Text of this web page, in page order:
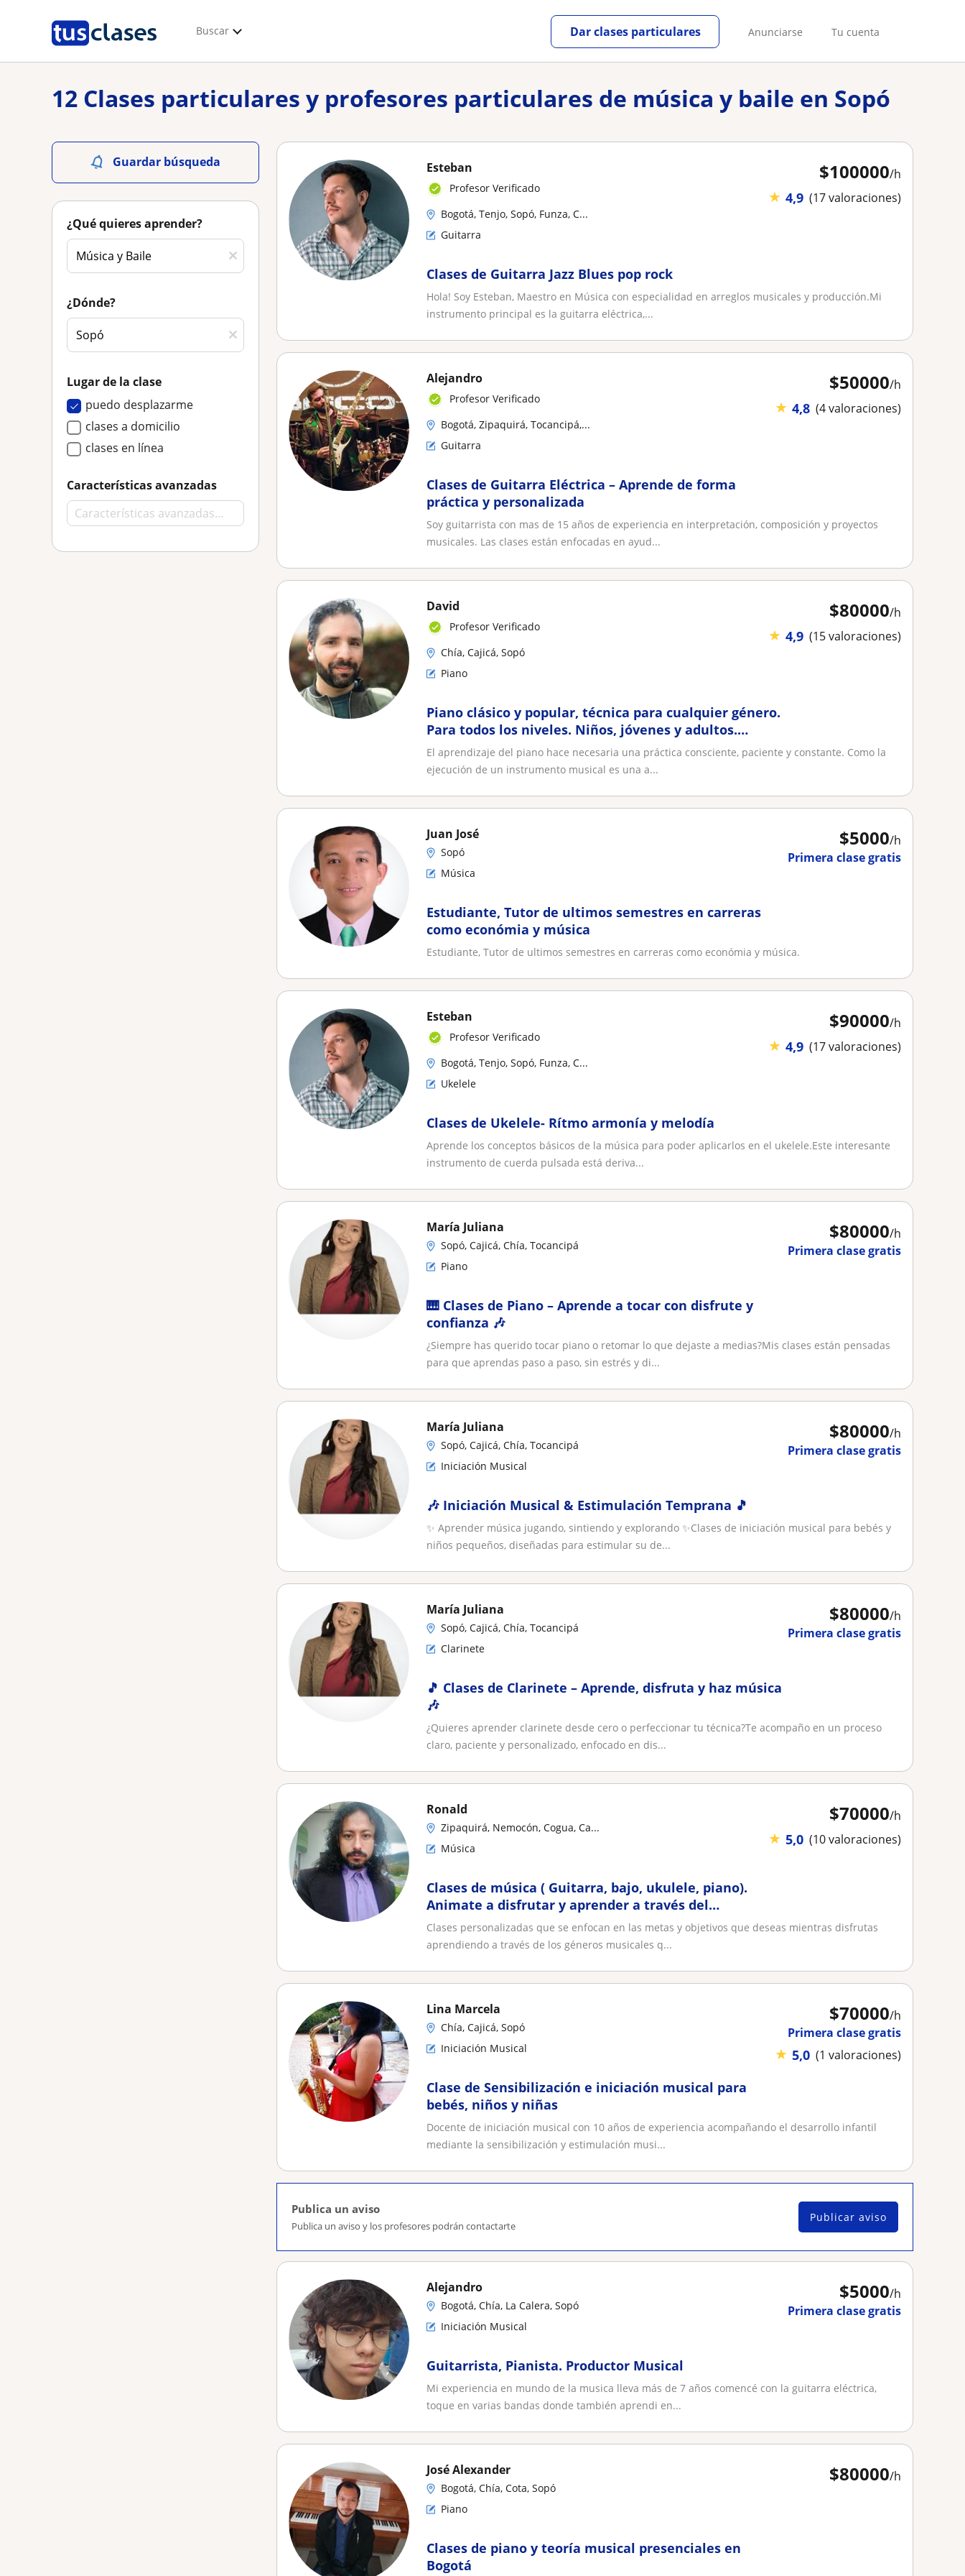
Buscar Anunciarse Tu cuenta
Dar clases particulares
12 Clases particulares y profesores particulares de música y baile en Sopó
Guardar búsqueda
¿Qué quieres aprender?
¿Dónde?
Lugar de la clase
puedo desplazarme
clases a domicilio
clases en línea
Características avanzadas
$100000/h
★ 4,9 (17 valoraciones)
Esteban
Profesor Verificado
Bogotá, Tenjo, Sopó, Funza, C...
Guitarra
Clases de Guitarra Jazz Blues pop rock
Hola! Soy Esteban, Maestro en Música con especialidad en arreglos musicales y producción.Mi
instrumento principal es la guitarra eléctrica,...
$50000/h
★ 4,8 (4 valoraciones)
Alejandro
Profesor Verificado
Bogotá, Zipaquirá, Tocancipá,...
Guitarra
Clases de Guitarra Eléctrica – Aprende de forma
práctica y personalizada
Soy guitarrista con mas de 15 años de experiencia en interpretación, composición y proyectos
musicales. Las clases están enfocadas en ayud...
$80000/h
★ 4,9 (15 valoraciones)
David
Profesor Verificado
Chía, Cajicá, Sopó
Piano
Piano clásico y popular, técnica para cualquier género.
Para todos los niveles. Niños, jóvenes y adultos.
Bogotá y Sabana norte
El aprendizaje del piano hace necesaria una práctica consciente, paciente y constante. Como la
ejecución de un instrumento musical es una a...
$5000/h
Primera clase gratis
Juan José
Sopó
Música
Estudiante, Tutor de ultimos semestres en carreras
como económia y música
Estudiante, Tutor de ultimos semestres en carreras como económia y música.
$90000/h
★ 4,9 (17 valoraciones)
Esteban
Profesor Verificado
Bogotá, Tenjo, Sopó, Funza, C...
Ukelele
Clases de Ukelele- Rítmo armonía y melodía
Aprende los conceptos básicos de la música para poder aplicarlos en el ukelele.Este interesante
instrumento de cuerda pulsada está deriva...
$80000/h
Primera clase gratis
María Juliana
Sopó, Cajicá, Chía, Tocancipá
Piano
🎹 Clases de Piano – Aprende a tocar con disfrute y
confianza 🎶
¿Siempre has querido tocar piano o retomar lo que dejaste a medias?Mis clases están pensadas
para que aprendas paso a paso, sin estrés y di...
$80000/h
Primera clase gratis
María Juliana
Sopó, Cajicá, Chía, Tocancipá
Iniciación Musical
🎶 Iniciación Musical & Estimulación Temprana 🎵
✨ Aprender música jugando, sintiendo y explorando ✨Clases de iniciación musical para bebés y
niños pequeños, diseñadas para estimular su de...
$80000/h
Primera clase gratis
María Juliana
Sopó, Cajicá, Chía, Tocancipá
Clarinete
🎵 Clases de Clarinete – Aprende, disfruta y haz música
🎶
¿Quieres aprender clarinete desde cero o perfeccionar tu técnica?Te acompaño en un proceso
claro, paciente y personalizado, enfocado en dis...
$70000/h
★ 5,0 (10 valoraciones)
Ronald
Zipaquirá, Nemocón, Cogua, Ca...
Música
Clases de música ( Guitarra, bajo, ukulele, piano).
Animate a disfrutar y aprender a través del
maravilloso mundo de la música
Clases personalizadas que se enfocan en las metas y objetivos que deseas mientras disfrutas
aprendiendo a través de los géneros musicales q...
$70000/h
Primera clase gratis
★ 5,0 (1 valoraciones)
Lina Marcela
Chía, Cajicá, Sopó
Iniciación Musical
Clase de Sensibilización e iniciación musical para
bebés, niños y niñas
Docente de iniciación musical con 10 años de experiencia acompañando el desarrollo infantil
mediante la sensibilización y estimulación musi...
Publica un aviso
Publica un aviso y los profesores podrán contactarte
Publicar aviso
$5000/h
Primera clase gratis
Alejandro
Bogotá, Chía, La Calera, Sopó
Iniciación Musical
Guitarrista, Pianista. Productor Musical
Mi experiencia en mundo de la musica lleva más de 7 años comencé con la guitarra eléctrica,
toque en varias bandas donde también aprendi en...
$80000/h
José Alexander
Bogotá, Chía, Cota, Sopó
Piano
Clases de piano y teoría musical presenciales en
Bogotá